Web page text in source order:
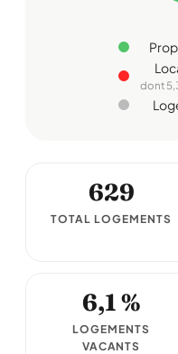
dont
629
TOTAL LOGEMENTS
6,1 %
LOGEMENTS
VACANTS